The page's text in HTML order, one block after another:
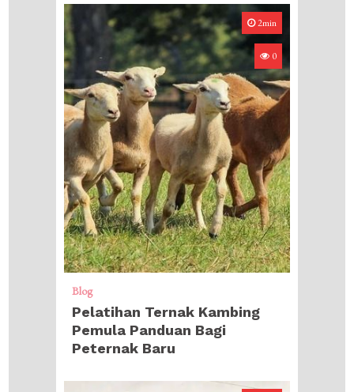
2min
0
Blog
Pelatihan Ternak Kambing
Pemula Panduan Bagi
Peternak Baru